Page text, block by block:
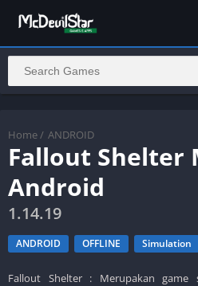
Home / ANDROID
Fallout Shelter
Android
1.14.19
ANDROID OFFLINE Simulation
Fallout Shelter : Merupakan game